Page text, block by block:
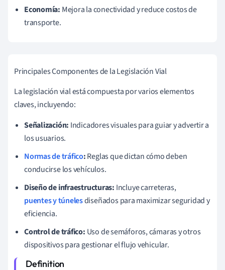
Economía: Mejora la conectividad y reduce costos de
transporte.
Principales Componentes de la Legislación Vial
La legislación vial está compuesta por varios elementos
claves, incluyendo:
Señalización: Indicadores visuales para guiar y advertir a
los usuarios.
Normas de tráfico:Reglas que dictan cómo deben
conducirse los vehículos.
Diseño de infraestructuras: Incluye carreteras,
puentes y túnelesdiseñados para maximizar seguridad y
eficiencia.
Control de tráfico: Uso de semáforos, cámaras y otros
dispositivos para gestionar el flujo vehicular.